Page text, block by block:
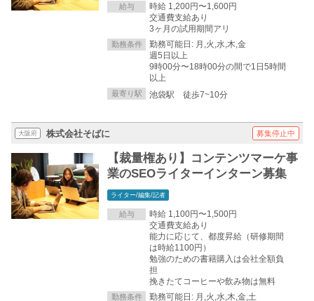
給与
時給 1,200円〜1,600円
交通費支給あり
3ヶ月の試用期間アリ
勤務条件
勤務可能日: 月,火,水,木,金
週5日以上
9時00分〜18時00分の間で1日5時間
以上
最寄り駅 池袋駅 徒歩7~10分
大阪府 株式会社そばに 募集停止中
【裁量権あり】コンテンツマーケ事
業のSEOライターインターン募集
ライター/編集/記者
給与
時給 1,100円〜1,500円
交通費支給あり
能力に応じて、都度昇給（研修期間
は時給1100円）
勉強のための書籍購入は会社全額負
担
挽きたてコーヒーや飲み物は無料
勤務条件
勤務可能日: 月,火,水,木,金,土